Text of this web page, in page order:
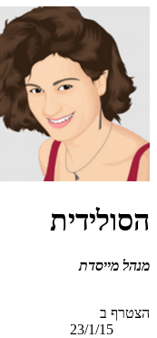
הסולידית
מנהל מייסדת
הצטרף ב
23/1/15